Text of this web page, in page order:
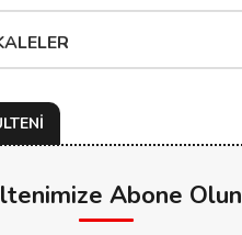
Abone Olun